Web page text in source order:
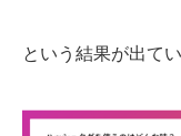
という結果が出てい